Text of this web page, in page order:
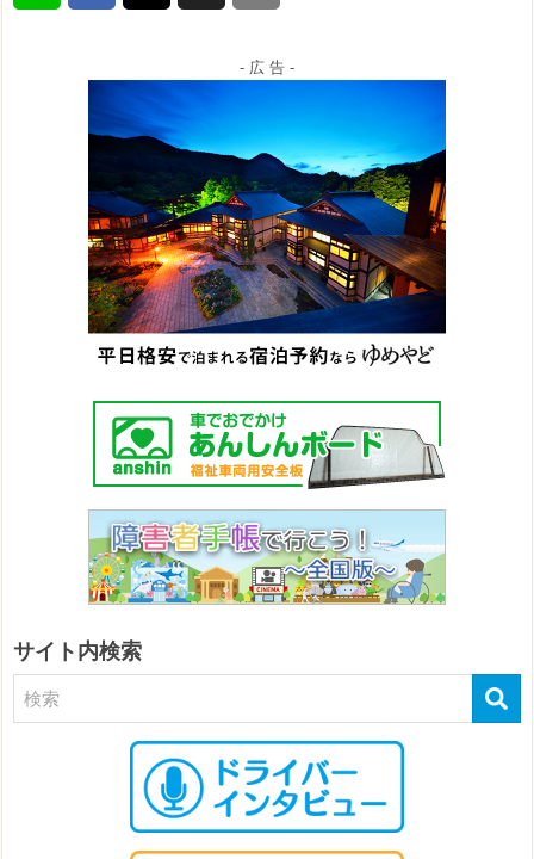
- 広 告 -
サイト内検索